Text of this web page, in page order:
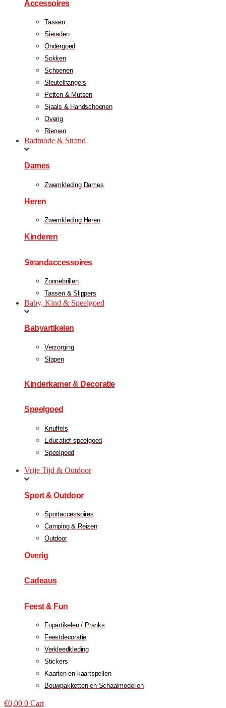
Accessoires
Tassen
Sieraden
Ondergoed
Sokken
Schoenen
Sleutelhangers
Petten & Mutsen
Sjaals & Handschoenen
Overig
Riemen
Badmode & Strand
Dames
Zwemkleding Dames
Heren
Zwemkleding Heren
Kinderen
Strandaccessoires
Zonnebrillen
Tassen & Slippers
Baby, Kind & Speelgoed
Babyartikelen
Verzorging
Slapen
Kinderkamer & Decoratie
Speelgoed
Knuffels
Educatief speelgoed
Speelgoed
Vrije Tijd & Outdoor
Sport & Outdoor
Sportaccessoires
Camping & Reizen
Outdoor
Overig
Cadeaus
Feest & Fun
Fopartikelen / Pranks
Feestdecoratie
Verkleedkleding
Stickers
Kaarten en kaartspellen
Bouwpakketten en Schaalmodellen
€0,00 0 Cart